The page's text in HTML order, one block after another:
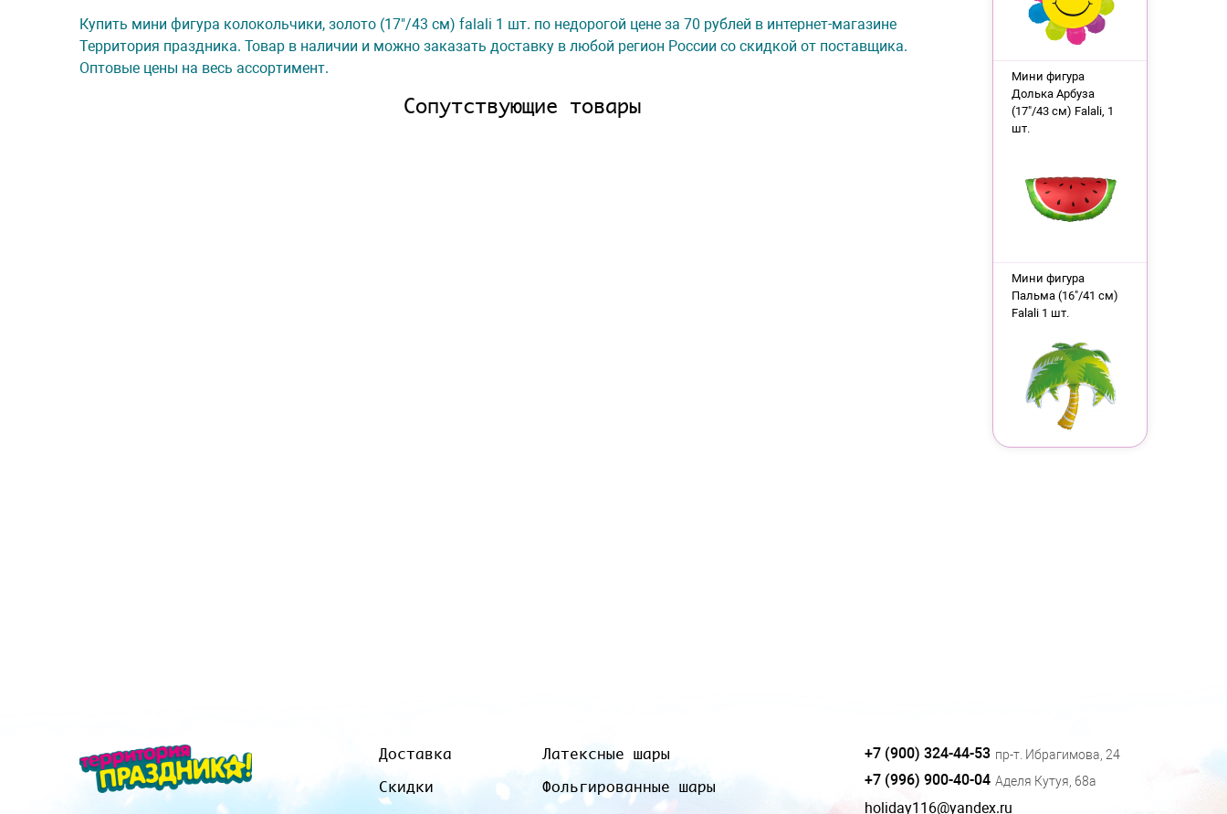
Купить мини фигура колокольчики, золото (17"/43 см) falali 1 шт. по недорогой цене за 70 рублей в интернет-магазине
Территория праздника. Товар в наличии и можно заказать доставку в любой регион России со скидкой от поставщика.
Оптовые цены на весь ассортимент.
Сопутствующие товары
Мини фигура
Долька Арбуза
(17"/43 см) Falali, 1
шт.
Мини фигура
Пальма (16"/41 см)
Falali 1 шт.
Доставка
Скидки
Латексные шары
Фольгированные шары
+7 (900) 324-44-53 пр-т. Ибрагимова, 24
+7 (996) 900-40-04 Аделя Кутуя, 68а
holiday116@yandex.ru